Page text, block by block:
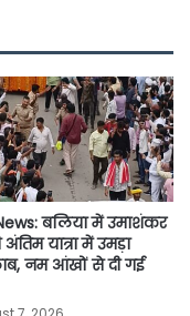
बलिया में उमाशंकर
यात्रा में उमड़ा
नम आंखों से दी गई